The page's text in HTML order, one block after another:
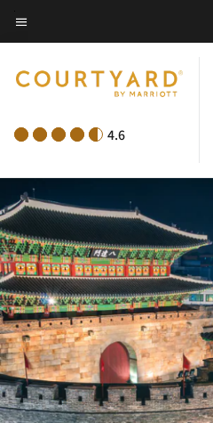
Skip
to
content
菜单文本
4.6